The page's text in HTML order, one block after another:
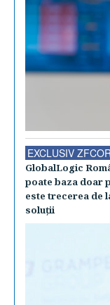
EXCLUSIV
GlobalLogic
poate baza doar
este trecerea de
soluţii